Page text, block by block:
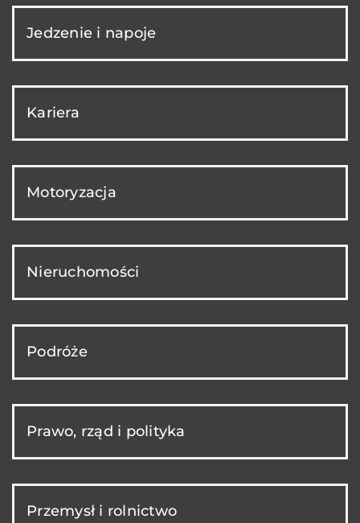
Jedzenie i napoje
Kariera
Motoryzacja
Nieruchomości
Podróże
Prawo, rząd i polityka
Przemysł i rolnictwo